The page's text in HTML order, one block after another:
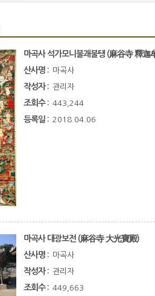
산사명 : 마곡사
작성자 : 관리자
조회수 : 443,244
등록일 : 2018.04.06
마곡사 대광보전 (麻谷寺 大光寶殿)
산사명 : 마곡사
작성자 : 관리자
조회수 : 449,663